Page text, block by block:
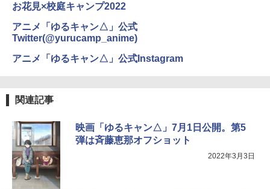
お花見×校庭キャンプ2022
アニメ「ゆるキャン△」公式
Twitter(@yurucamp_anime)
アニメ「ゆるキャン△」公式Instagram
関連記事
映画「ゆるキャン△」7月1日公開。第5
弾は斉藤恵那オフショット
2022年3月3日